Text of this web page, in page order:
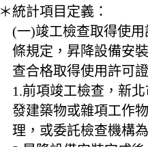
＊統計項目定義：
(一)竣工檢查取得使
條規定，昇降設備安
查合格取得使用許可
1.前項竣工檢查，新
發建築物或雜項工作
理，或委託檢查機構